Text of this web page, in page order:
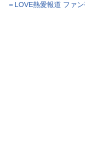
＝LOVE熱愛報道 ファ